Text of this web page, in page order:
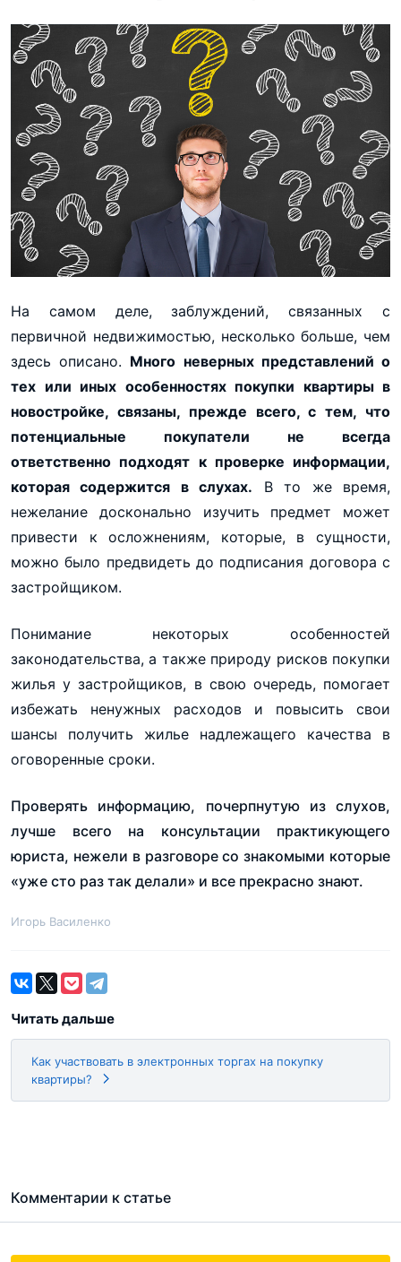
На самом деле, заблуждений, связанных с
первичной недвижимостью, несколько больше, чем
здесь описано. Много неверных представлений о
тех или иных особенностях покупки квартиры в
новостройке, связаны, прежде всего, с тем, что
потенциальные покупатели не всегда
ответственно подходят к проверке информации,
которая содержится в слухах. В то же время,
нежелание досконально изучить предмет может
привести к осложнениям, которые, в сущности,
можно было предвидеть до подписания договора с
застройщиком.
Понимание некоторых особенностей
законодательства, а также природу рисков покупки
жилья у застройщиков, в свою очередь, помогает
избежать ненужных расходов и повысить свои
шансы получить жилье надлежащего качества в
оговоренные сроки.
Проверять информацию, почерпнутую из слухов,
лучше всего на консультации практикующего
юриста, нежели в разговоре со знакомыми которые
«уже сто раз так делали» и все прекрасно знают.
Игорь Василенко
Читать дальше
Как участвовать в электронных торгах на покупку
квартиры?
Комментарии к статье